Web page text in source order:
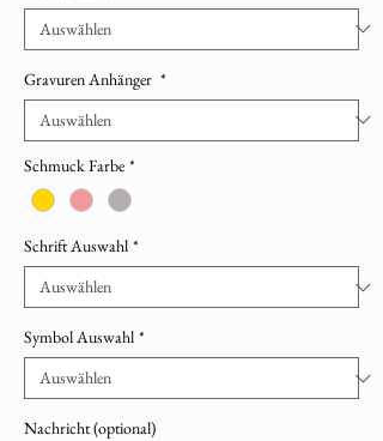
Gravuren Anhänger *
Schmuck Farbe *
Schrift Auswahl *
Symbol Auswahl *
Nachricht (optional)